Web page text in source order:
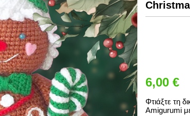
6,00 €
Σύντομη
Φτιάξτε τη
Amigurumi